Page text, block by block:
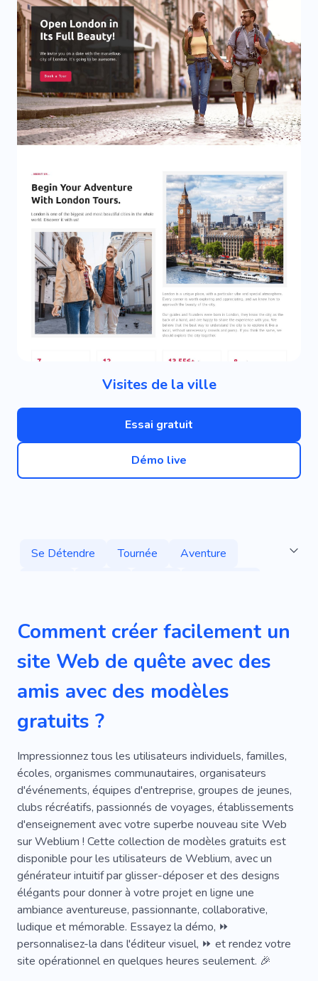
Visites de la ville
Essai gratuit
Démo live
Se Détendre Tournée
Aventure
Du Temps Avec Des Amis
De Plein Air
Parc
Trésor
Comment créer facilement un
site Web de quête avec des
amis avec des modèles
gratuits ?
Impressionnez tous les utilisateurs individuels, familles,
écoles, organismes communautaires, organisateurs
d'événements, équipes d'entreprise, groupes de jeunes,
clubs récréatifs, passionnés de voyages, établissements
d'enseignement avec votre superbe nouveau site Web
sur Weblium ! Cette collection de modèles gratuits est
disponible pour les utilisateurs de Weblium, avec un
générateur intuitif par glisser-déposer et des designs
élégants pour donner à votre projet en ligne une
ambiance aventureuse, passionnante, collaborative,
ludique et mémorable. Essayez la démo, ⏩
personnalisez-la dans l'éditeur visuel, ⏩ et rendez votre
site opérationnel en quelques heures seulement. 🎉